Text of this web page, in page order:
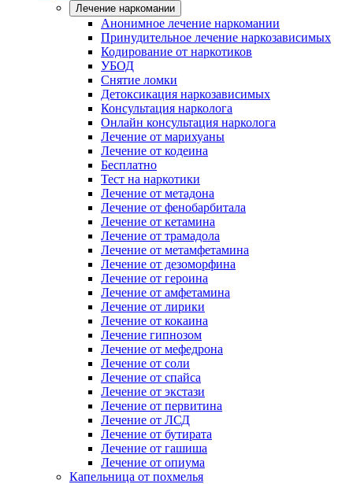
Лечение наркомании
Анонимное лечение наркомании
Принудительное лечение наркозависимых
Кодирование от наркотиков
УБОД
Снятие ломки
Детоксикация наркозависимых
Консультация нарколога
Онлайн консультация нарколога
Лечение от марихуаны
Лечение от кодеина
Бесплатно
Тест на наркотики
Лечение от метадона
Лечение от фенобарбитала
Лечение от кетамина
Лечение от трамадола
Лечение от метамфетамина
Лечение от дезоморфина
Лечение от героина
Лечение от амфетамина
Лечение от лирики
Лечение от кокаина
Лечение гипнозом
Лечение от мефедрона
Лечение от соли
Лечение от спайса
Лечение от экстази
Лечение от первитина
Лечение от ЛСД
Лечение от бутирата
Лечение от гашиша
Лечение от опиума
Капельница от похмелья